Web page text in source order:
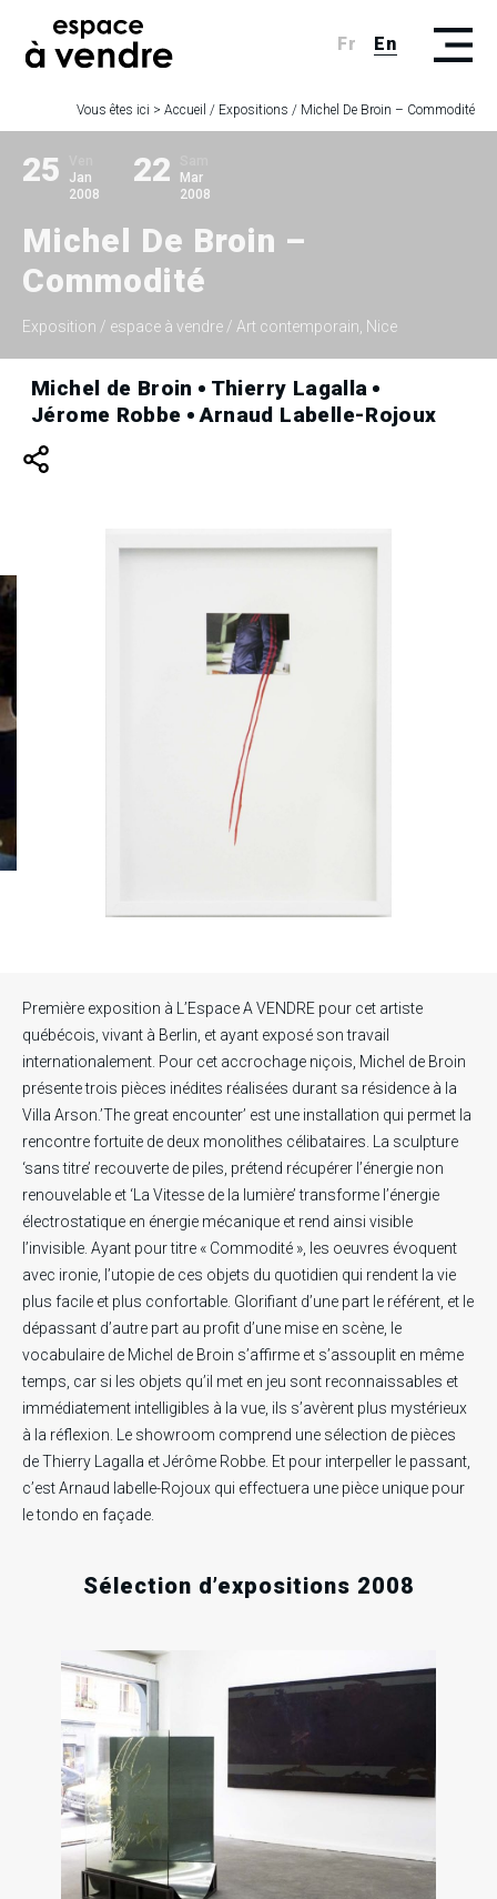
Fr En
Vous êtes ici > Accueil / Expositions / Michel De Broin – Commodité
25
Jan
2008
22
Mar
2008
Michel De Broin –
Commodité
Exposition / espace à vendre / Art contemporain, Nice
Michel de Broin
Thierry Lagalla
Jérome Robbe
Arnaud Labelle-Rojoux
Première exposition à L’Espace A VENDRE pour cet artiste
québécois, vivant à Berlin, et ayant exposé son travail
internationalement. Pour cet accrochage niçois, Michel de Broin
présente trois pièces inédites réalisées durant sa résidence à la
Villa Arson.’The great encounter’ est une installation qui permet la
rencontre fortuite de deux monolithes célibataires. La sculpture
‘sans titre’ recouverte de piles, prétend récupérer l’énergie non
renouvelable et ‘La Vitesse de la lumière’ transforme l’énergie
électrostatique en énergie mécanique et rend ainsi visible
l’invisible. Ayant pour titre « Commodité », les oeuvres évoquent
avec ironie, l’utopie de ces objets du quotidien qui rendent la vie
plus facile et plus confortable. Glorifiant d’une part le référent, et le
dépassant d’autre part au profit d’une mise en scène, le
vocabulaire de Michel de Broin s’affirme et s’assouplit en même
temps, car si les objets qu’il met en jeu sont reconnaissables et
immédiatement intelligibles à la vue, ils s’avèrent plus mystérieux
à la réflexion. Le showroom comprend une sélection de pièces
de Thierry Lagalla et Jérôme Robbe. Et pour interpeller le passant,
c’est Arnaud labelle-Rojoux qui effectuera une pièce unique pour
le tondo en façade.
Sélection d’expositions 2008
12
Ven
2008
12
Mer
2008
..